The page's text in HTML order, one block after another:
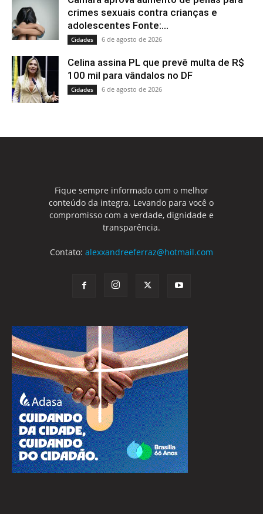
crimes sexuais contra crianças e
adolescentes Fonte:...
Cidades 6 de agosto de 2026
Celina assina PL que prevê multa de R$
100 mil para vândalos no DF
Cidades 6 de agosto de 2026
Fique sempre informado com o melhor
conteúdo da integra. Levando para você o
compromisso com a verdade, dignidade e
transparência.
Contato: alexxandreeferraz@hotmail.com